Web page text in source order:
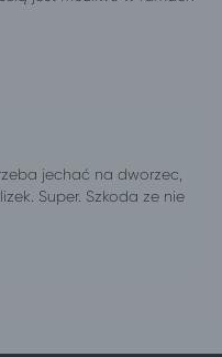
jechać na dworzec,
Super. Szkoda ze nie